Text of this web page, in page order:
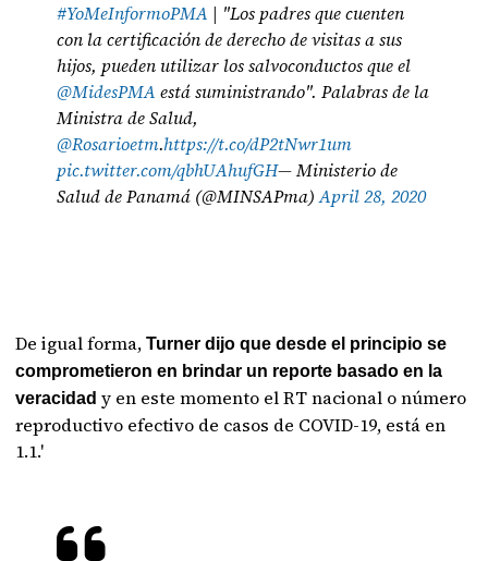
#YoMeInformoPMA | "Los padres que cuenten
con la certificación de derecho de visitas a sus
hijos, pueden utilizar los salvoconductos que el
@MidesPMA está suministrando". Palabras de la
Ministra de Salud,
@Rosarioetm.https://t.co/dP2tNwr1um
pic.twitter.com/qbhUAhufGH— Ministerio de
Salud de Panamá (@MINSAPma)April 28, 2020
De igual forma,Turner dijo que desde el principio se
comprometieron en brindar un reporte basado en la
veracidad y en este momento el RT nacional o número
reproductivo efectivo de casos de COVID-19, está en
1.1.'